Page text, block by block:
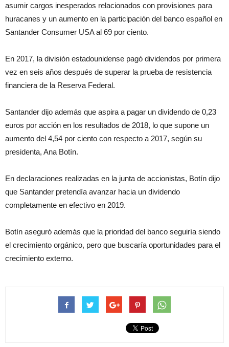
asumir cargos inesperados relacionados con provisiones para
huracanes y un aumento en la participación del banco español en
Santander Consumer USA al 69 por ciento.
En 2017, la división estadounidense pagó dividendos por primera
vez en seis años después de superar la prueba de resistencia
financiera de la Reserva Federal.
Santander dijo además que aspira a pagar un dividendo de 0,23
euros por acción en los resultados de 2018, lo que supone un
aumento del 4,54 por ciento con respecto a 2017, según su
presidenta, Ana Botín.
En declaraciones realizadas en la junta de accionistas, Botín dijo
que Santander pretendía avanzar hacia un dividendo
completamente en efectivo en 2019.
Botín aseguró además que la prioridad del banco seguiría siendo
el crecimiento orgánico, pero que buscaría oportunidades para el
crecimiento externo.